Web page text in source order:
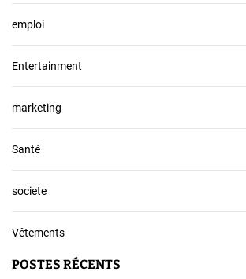
emploi
Entertainment
marketing
Santé
societe
Vêtements
POSTES RÉCENTS